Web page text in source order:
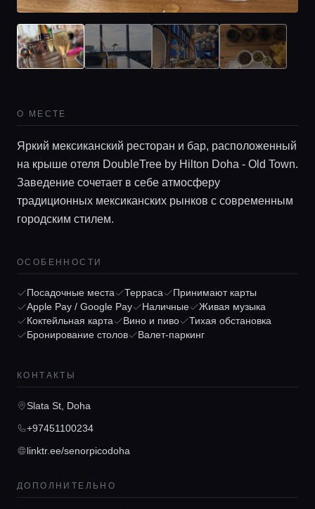
Локации
Гиды
Консьерж сервис
Lifestyle журнал
О МЕСТЕ
Яркий мексиканский ресторан и бар, расположенный
на крыше отеля DoubleTree by Hilton Doha - Old Town.
Заведение сочетает в себе атмосферу
традиционных мексиканских рынков с современным
городским стилем.
ОСОБЕННОСТИ
Посадочные места Терраса
Принимают карты
Apple Pay / Google Pay
Наличные
Живая музыка
Коктейльная карта
Вино и пиво
Тихая обстановка
Бронирование столов
Валет-паркинг
КОНТАКТЫ
Slata St, Doha
+97451100234
linktr.ee/senorpicodoha
ДОПОЛНИТЕЛЬНО